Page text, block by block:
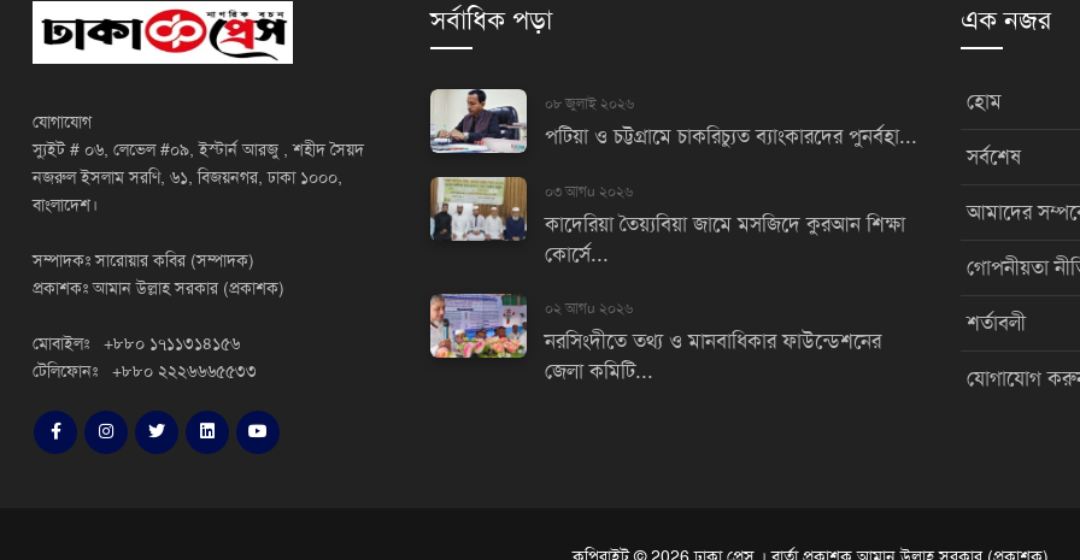
যোগাযোগ
স্যুইট # ০৬, লেভেল #০৯, ইস্টার্ন আরজু , শহীদ সৈয়দ
নজরুল ইসলাম সরণি, ৬১, বিজয়নগর, ঢাকা ১০০০,
বাংলাদেশ।
সম্পাদকঃ সারোয়ার কবির (সম্পাদক)
প্রকাশকঃ আমান উল্লাহ সরকার (প্রকাশক)
মোবাইলঃ +৮৮০ ১৭১১৩১৪১৫৬
টেলিফোনঃ +৮৮০ ২২২৬৬৬৫৫৩৩
সর্বাধিক পড়া
০৮ জুলাই ২০২৬
পটিয়া ও চট্টগ্রামে চাকরিচ্যুত ব্যাংকারদের পুনর্বহা...
০৩ আগu ২০২৬
কাদেরিয়া তৈয়্যবিয়া জামে মসজিদে কুরআন শিক্ষা
কোর্সে...
০২ আগu ২০২৬
নরসিংদীতে তথ্য ও মানবাধিকার ফাউন্ডেশনের
জেলা কমিটি...
এক নজর
হোম
সর্বশেষ
আমাদের
গোপনীয়তা
শর্তাবলী
যোগাযোগ